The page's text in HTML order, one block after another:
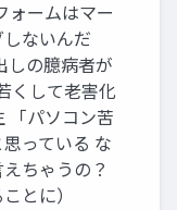
ォームはマー
ないんだ
しの臆病者が
くして老害化
「パソコン苦
っている な
ちゃうの？
とに）